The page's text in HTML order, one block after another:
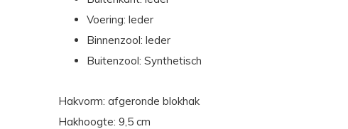
Voering: leder
Binnenzool: leder
Buitenzool: Synthetisch
Hakvorm: afgeronde blokhak
Hakhoogte: 9,5 cm